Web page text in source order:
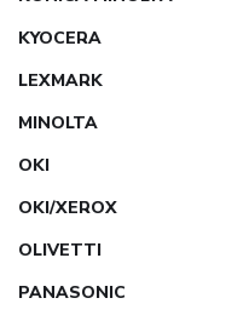
KYOCERA
LEXMARK
MINOLTA
OKI
OKI/XEROX
OLIVETTI
PANASONIC